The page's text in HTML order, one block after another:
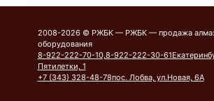
2008-2026 © РЖБК — РЖБК — продажа
оборудования
8-922-222-70-10,8-922-222-30-61
Пятилетки, 1
+7 (343) 328-48-78пос. Лобва, ул.Новая, 6А